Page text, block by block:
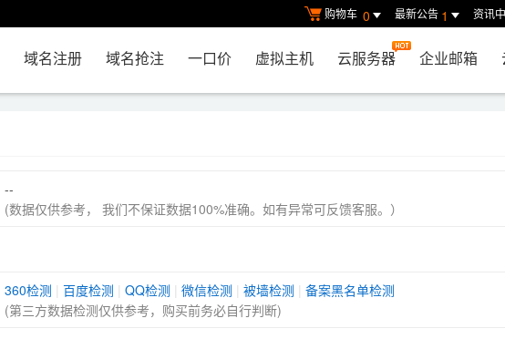
购物车 0 最新公告 1 资讯
域名注册 域名抢注 一口价 虚拟主机 云服务器 企业邮箱
--
(数据仅供参考， 我们不保证数据100%准确。如有异常可反馈客服。）
360检测 百度检测 QQ检测 微信检测 被墙检测
备案黑名单检测
(第三方数据检测仅供参考，购买前务必自行判断)